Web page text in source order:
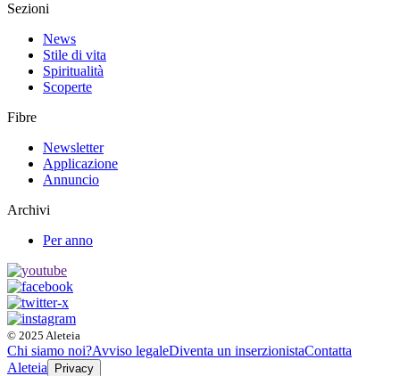
Sezioni
News
Stile di vita
Spiritualità
Scoperte
Fibre
Newsletter
Applicazione
Annuncio
Archivi
Per anno
© 2025 Aleteia
Chi siamo noi?Avviso legaleDiventa un inserzionistaContatta
Aleteia
Privacy